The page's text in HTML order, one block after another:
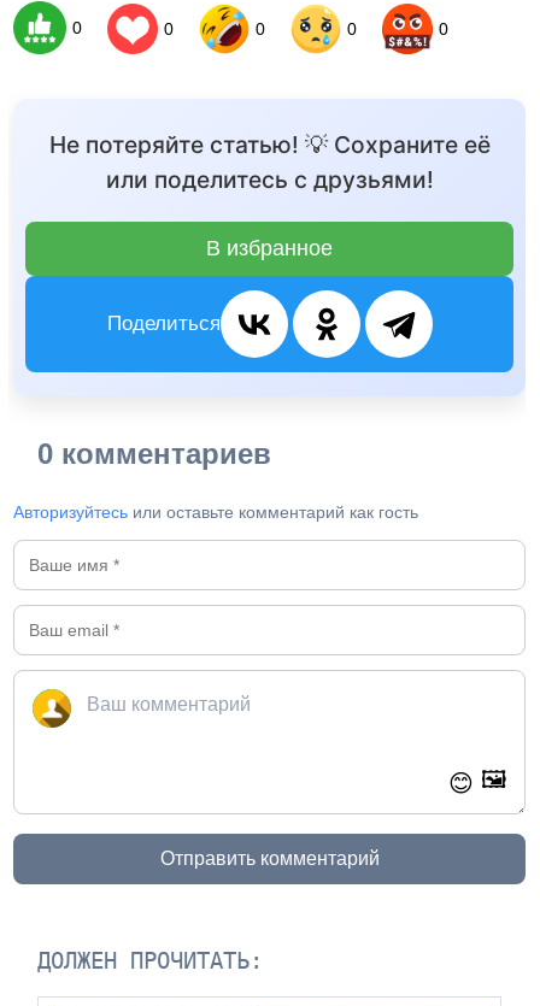
0 0 0 0 0
Не потеряйте статью! 💡 Сохраните её
или поделитесь с друзьями!
В избранное
Поделиться
0 комментариев
Авторизуйтесь или оставьте комментарий как гость
😊 🖼️
Отправить комментарий
ДОЛЖЕН ПРОЧИТАТЬ: